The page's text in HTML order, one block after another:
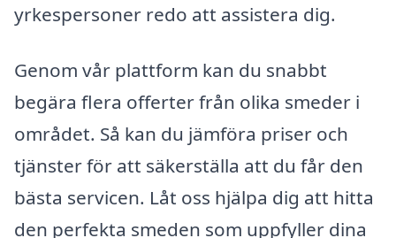
yrkespersoner redo att assistera dig.
Genom vår plattform kan du snabbt
begära flera offerter från olika smeder i
området. Så kan du jämföra priser och
tjänster för att säkerställa att du får den
bästa servicen. Låt oss hjälpa dig att hitta
den perfekta smeden som uppfyller dina